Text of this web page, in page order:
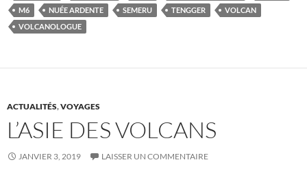
M6
NUÉE ARDENTE SEMERU TENGGER
VOLCAN
VOLCANOLOGUE
ACTUALITÉS,VOYAGES
L’ASIE DES VOLCANS
JANVIER 3, 2019 LAISSER UN COMMENTAIRE